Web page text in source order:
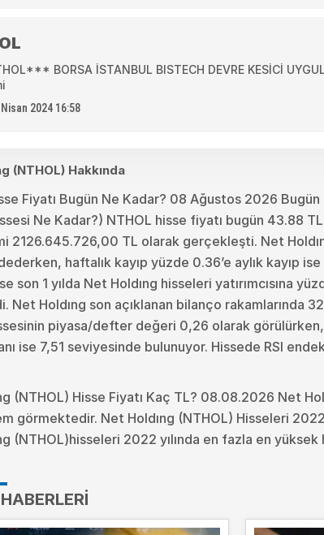
BORSA İSTANBUL BISTECH DEVRE KESİCİ
2024 16:58
(NTHOL) Hakkında
Fiyatı Bugün Ne Kadar? 08 Ağustos 2026
Ne Kadar?) NTHOL hisse fiyatı bugün 43.88
2126.645.726,00 TL olarak gerçekleşti. Net
haftalık kayıp yüzde 0.36’e aylık kayıp ise
son 1 yılda Net Holdıng hisseleri yatırımcısına
Net Holdıng son açıklanan bilanço rakamlarında
piyasa/defter değeri 0,26 olarak
ise 7,51 seviyesinde bulunuyor. Hissede RSI
(NTHOL) Hisse Fiyatı Kaç TL? 08.08.2026 Net
görmektedir. Net Holdıng (NTHOL) Hisseleri
(NTHOL)hisseleri 2022 yılında en fazla en